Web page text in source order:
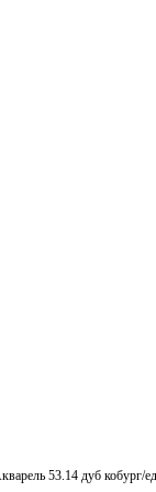
53.14 дуб кобург/